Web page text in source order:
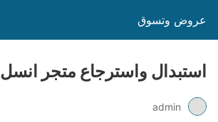
عروض وتسوق
استبدال واسترجاع متجر انسل
admin